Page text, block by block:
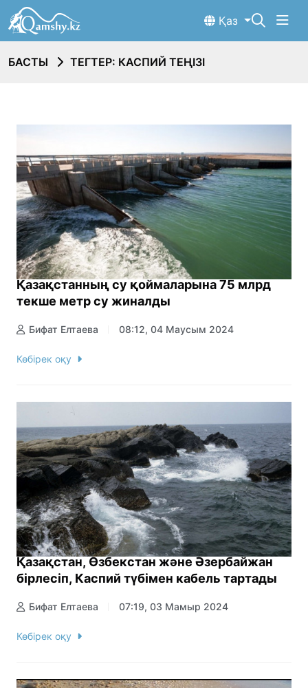
Қаз
БАСТЫ ТЕГТЕР: КАСПИЙ ТЕҢІЗІ
Қазақстанның су қоймаларына 75 млрд
текше метр су жиналды
Бифат Елтаева 08:12, 04 Маусым 2024
Көбірек оқу
Қазақстан, Өзбекстан және Әзербайжан
бірлесіп, Каспий түбімен кабель тартады
Бифат Елтаева 07:19, 03 Мамыр 2024
Көбірек оқу